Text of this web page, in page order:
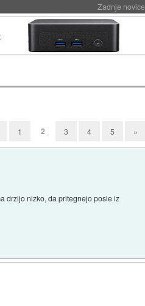
Zadnje novice
1 2 3 4 5 »
drzijo nizko, da pritegnejo posle iz